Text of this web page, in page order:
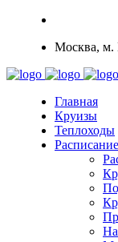
Москва, м.
Главная
Круизы
Теплоходы
Расписание